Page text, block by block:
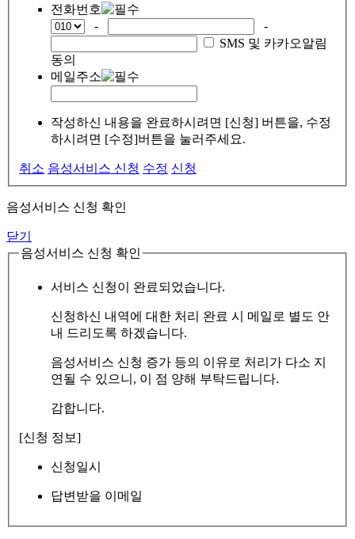
전화번호
-
-
SMS 및 카카오알림
동의
메일주소
작성하신 내용을 완료하시려면 [신청] 버튼을, 수정
하시려면 [수정]버튼을 눌러주세요.
취소 음성서비스 신청 수정 신청
음성서비스 신청 확인
닫기
음성서비스 신청 확인
서비스 신청이 완료되었습니다.
신청하신 내역에 대한 처리 완료 시 메일로 별도 안
내 드리도록 하겠습니다.
음성서비스 신청 증가 등의 이유로 처리가 다소 지
연될 수 있으니, 이 점 양해 부탁드립니다.
감합니다.
[신청 정보]
신청일시
답변받을 이메일